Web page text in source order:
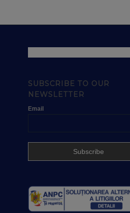
SUBSCRIBE TO OUR
NEWSLETTER
Email